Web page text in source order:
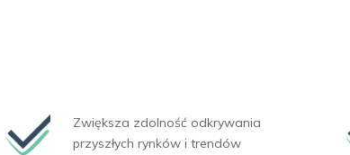
Zwiększa zdolność odkrywania
przyszłych rynków i trendów